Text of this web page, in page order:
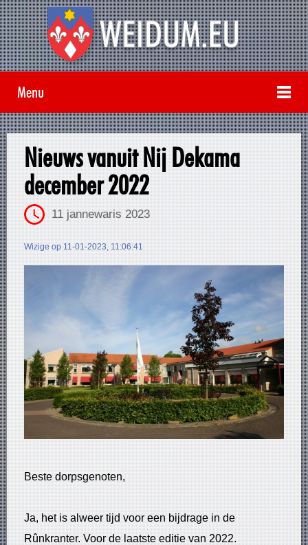
Menu
Nieuws vanuit Nij Dekama
december 2022
11 jannewaris 2023
Wizige op 11-01-2023, 11:06:41
Beste dorpsgenoten,
Ja, het is alweer tijd voor een bijdrage in de
Rûnkranter. Voor de laatste editie van 2022.